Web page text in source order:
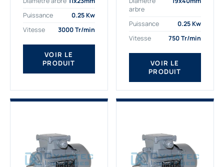
adaptée à tous types
de machines.
triphasé 0.25 Kw Gamak
à haut rendement...
Puissance
0.25 Kw
Vitesse
3000 Tr/min
VOIR LE
PRODUIT
aux applications
sévères. Nous
déterminons,
fournissons
des moteurs
asynchrones depuis de
nombreuses années....
arbre
Puissance
0.25 Kw
Vitesse
750 Tr/min
VOIR LE
PRODUIT